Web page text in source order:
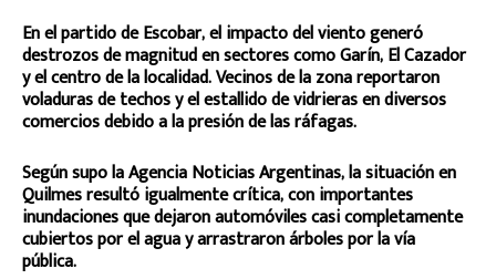
En el partido de Escobar, el impacto del viento generó
destrozos de magnitud en sectores como Garín, El Cazador
y el centro de la localidad. Vecinos de la zona reportaron
voladuras de techos y el estallido de vidrieras en diversos
comercios debido a la presión de las ráfagas.
Según supo la Agencia Noticias Argentinas, la situación en
Quilmes resultó igualmente crítica, con importantes
inundaciones que dejaron automóviles casi completamente
cubiertos por el agua y arrastraron árboles por la vía
pública.